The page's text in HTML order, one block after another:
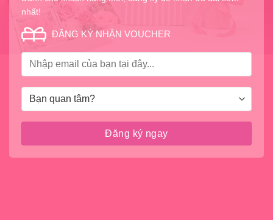
nhất!
ĐĂNG KÝ NHẬN VOUCHER